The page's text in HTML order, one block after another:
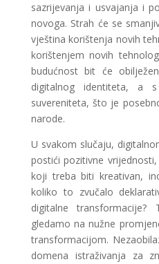
sazrijevanja i usvajanja i
novoga. Strah će se
vještina korištenja novih
korištenjem novih
budućnost bit će
digitalnog identiteta, a
suvereniteta, što je
narode.
U svakom slučaju,
postići pozitivne
koji treba biti kreativan,
koliko to zvučalo
digitalne
gledamo na nužne
transformacijom.
domena istraživanja za